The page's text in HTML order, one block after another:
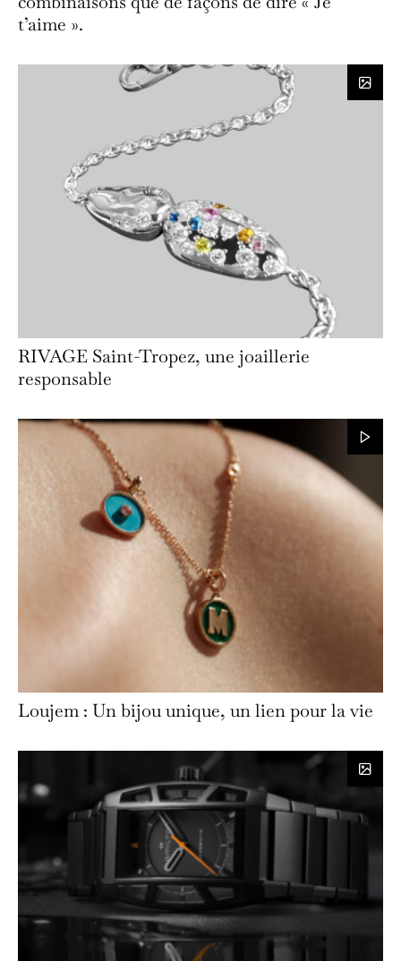
t’aime ».
RIVAGE Saint-Tropez, une joaillerie
responsable
Loujem : Un bijou unique, un lien pour la vie